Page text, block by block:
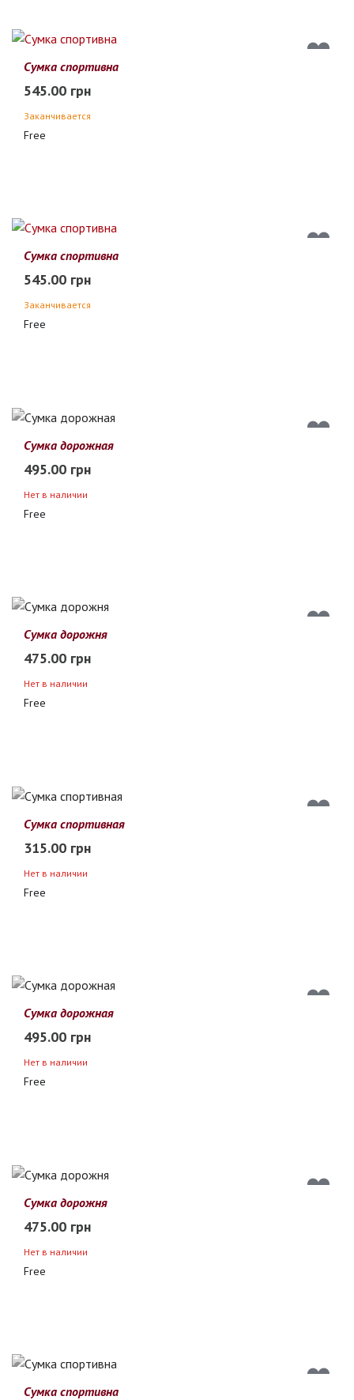
Сумка спортивна
545.00 грн
Заканчивается
Free
Сумка спортивна
545.00 грн
Заканчивается
Free
Сумка дорожная
495.00 грн
Нет в наличии
Free
Сумка дорожня
475.00 грн
Нет в наличии
Free
Сумка спортивная
315.00 грн
Нет в наличии
Free
Сумка дорожная
495.00 грн
Нет в наличии
Free
Сумка дорожня
475.00 грн
Нет в наличии
Free
Сумка спортивна